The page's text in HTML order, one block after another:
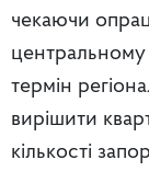
чекаючи
центральному
термін
вирішити
кількості